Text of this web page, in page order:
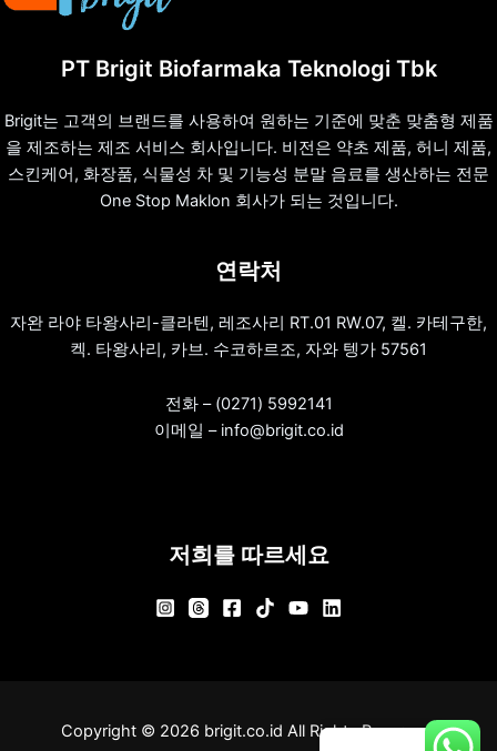
PT Brigit Biofarmaka Teknologi Tbk
Brigit는 고객의 브랜드를 사용하여 원하는 기준에 맞춘 맞춤형 제품
을 제조하는 제조 서비스 회사입니다. 비전은 약초 제품, 허니 제품,
스킨케어, 화장품, 식물성 차 및 기능성 분말 음료를 생산하는 전문
One Stop Maklon 회사가 되는 것입니다.
연락처
자완 라야 타왕사리-클라텐, 레조사리 RT.01 RW.07, 켈. 카테구한,
켁. 타왕사리, 카브. 수코하르조, 자와 텡가 57561
전화 – (0271) 5992141
이메일 – info@brigit.co.id
저희를 따르세요
Copyright © 2026 brigit.co.id All Rights Reserved.